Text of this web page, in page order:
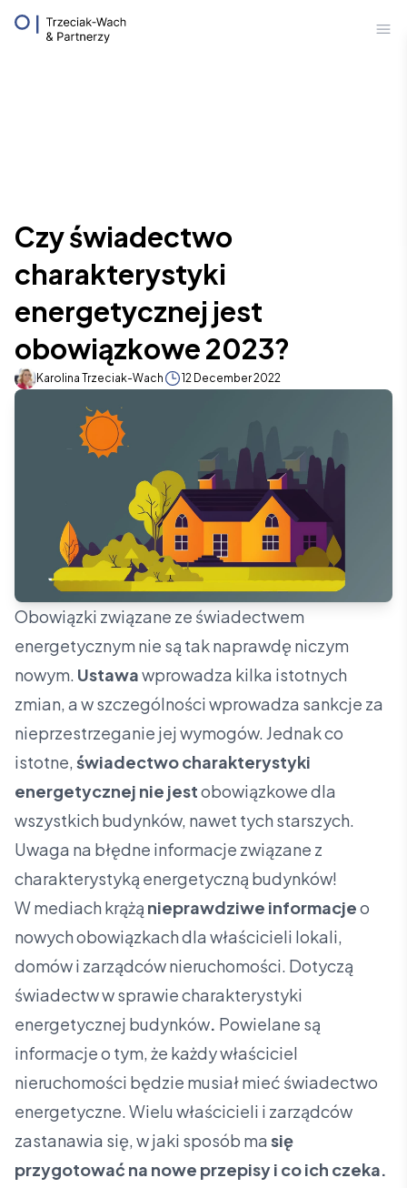
Prawo Mieszkaniowe
Czy świadectwo
charakterystyki
energetycznej jest
obowiązkowe 2023?
Karolina Trzeciak-Wach 12 December 2022
Obowiązki związane ze świadectwem
energetycznym nie są tak naprawdę niczym
nowym. Ustawawprowadza kilka istotnych
zmian, a w szczególności wprowadza sankcje za
nieprzestrzeganie jej wymogów. Jednak co
istotne, świadectwo charakterystyki
energetycznej nie jestobowiązkowe dla
wszystkich budynków, nawet tych starszych.
Uwaga na błędne informacje związane z
charakterystyką energetyczną budynków!
W mediach krążą nieprawdziwe informacjeo
nowych obowiązkach dla właścicieli lokali,
domów i zarządców nieruchomości. Dotyczą
świadectw w sprawie charakterystyki
energetycznej budynków. Powielane są
informacje o tym, że każdy właściciel
nieruchomości będzie musiał mieć świadectwo
energetyczne. Wielu właścicieli i zarządców
zastanawia się, w jaki sposób ma się
przygotować na nowe przepisy i co ich czeka.